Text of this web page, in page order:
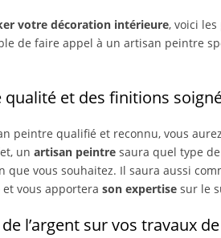
votre décoration intérieure, voici
de faire appel à un artisan peintre
qualité et des finitions
peintre qualifié et reconnu, vous
un artisan peintre saura quel type
que vous souhaitez. Il saura aussi
vous apportera son expertise sur le
l’argent sur vos travaux